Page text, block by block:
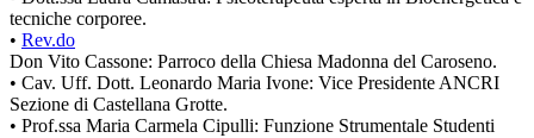
tecniche corporee.
• Rev.do
Don Vito Cassone: Parroco della Chiesa Madonna del Caroseno.
• Cav. Uff. Dott. Leonardo Maria Ivone: Vice Presidente ANCRI
Sezione di Castellana Grotte.
• Prof.ssa Maria Carmela Cipulli: Funzione Strumentale Studenti